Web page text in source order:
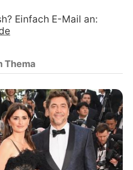
Einfach E-Mail an:
Thema